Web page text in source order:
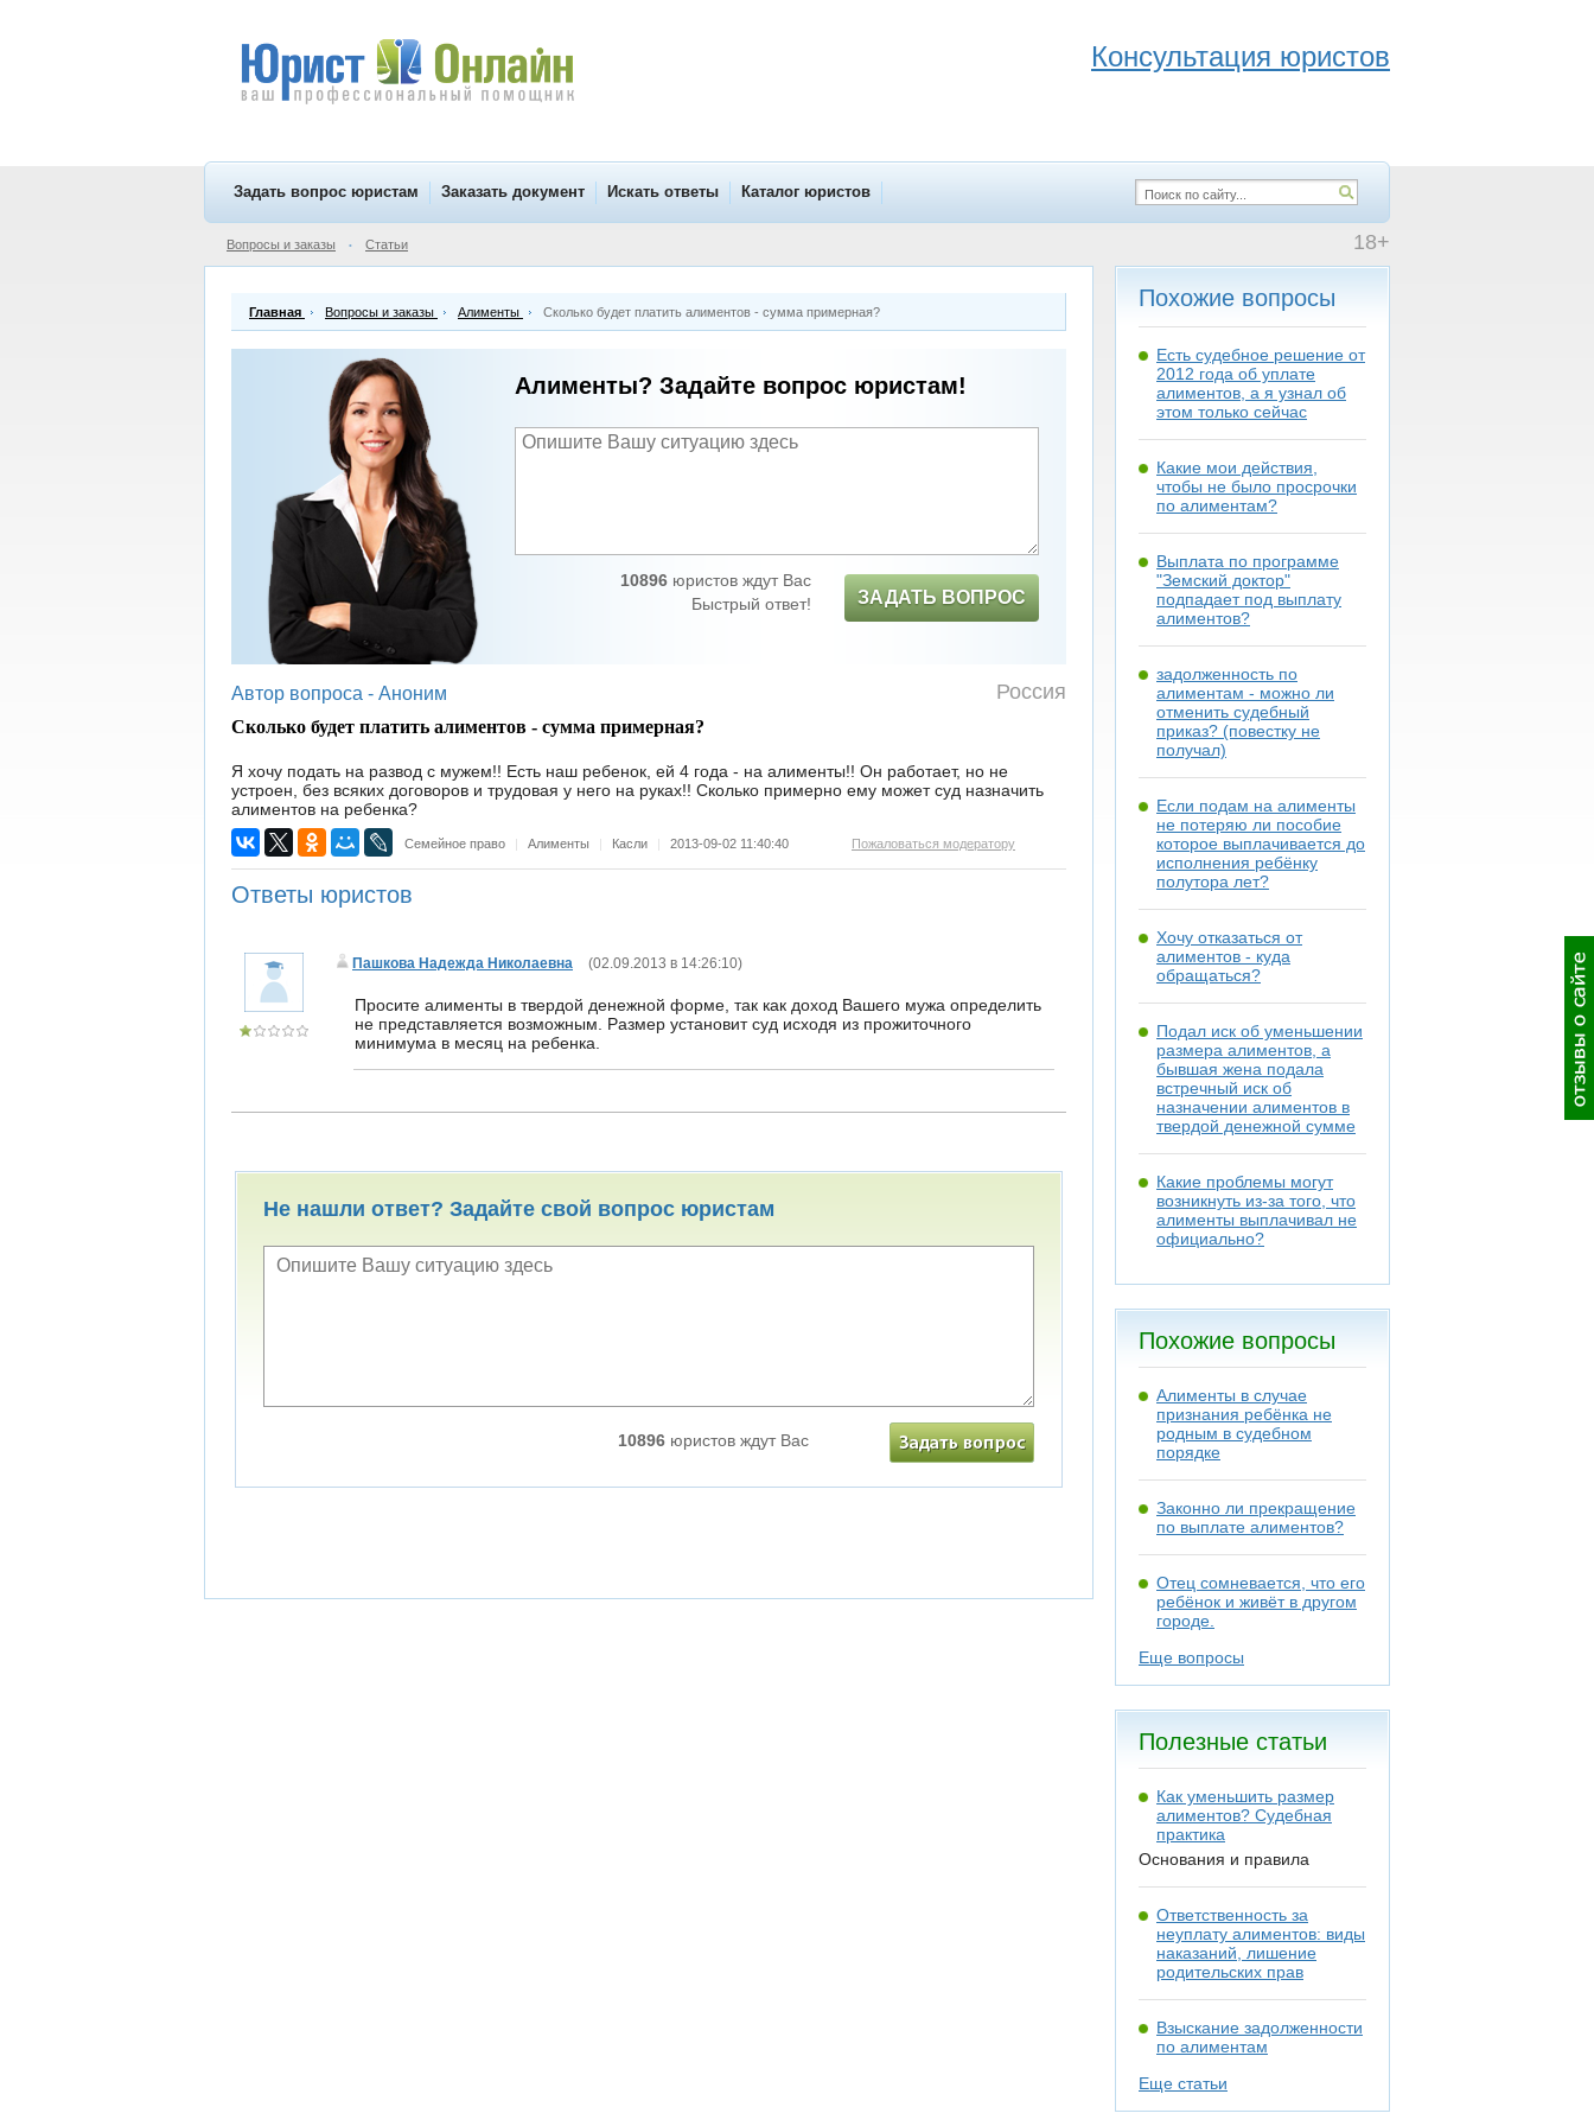
Консультация юристов
Задать вопрос юристам Заказать документ Искать ответы Каталог юристов
18+
Вопросы и заказы • Статьи
Главная Вопросы и заказы Алименты Сколько будет платить алиментов - сумма примерная?
Алименты? Задайте вопрос юристам!
10896юристов ждут Вас
Быстрый ответ!
ЗАДАТЬ ВОПРОС
Автор вопроса - Аноним Россия
Сколько будет платить алиментов - сумма примерная?
Я хочу подать на развод с мужем!! Есть наш ребенок, ей 4 года - на алименты!! Он работает, но не
устроен, без всяких договоров и трудовая у него на руках!! Сколько примерно ему может суд назначить
алиментов на ребенка?
Семейное право | Алименты | Касли | 2013-09-02 11:40:40 Пожаловаться модератору
Ответы юристов
Пашкова Надежда Николаевна (02.09.2013 в 14:26:10)
Просите алименты в твердой денежной форме, так как доход Вашего мужа определить
не представляется возможным. Размер установит суд исходя из прожиточного
минимума в месяц на ребенка.
Не нашли ответ? Задайте свой вопрос юристам
10896 юристов ждут Вас
Похожие вопросы
Есть судебное решение от
2012 года об уплате
алиментов, а я узнал об
этом только сейчас
Какие мои действия,
чтобы не было просрочки
по алиментам?
Выплата по программе
"Земский доктор"
подпадает под выплату
алиментов?
задолженность по
алиментам - можно ли
отменить судебный
приказ? (повестку не
получал)
Если подам на алименты
не потеряю ли пособие
которое выплачивается до
исполнения ребёнку
полутора лет?
Хочу отказаться от
алиментов - куда
обращаться?
Подал иск об уменьшении
размера алиментов, а
бывшая жена подала
встречный иск об
назначении алиментов в
твердой денежной сумме
Какие проблемы могут
возникнуть из-за того, что
алименты выплачивал не
официально?
Похожие вопросы
Алименты в случае
признания ребёнка не
родным в судебном
порядке
Законно ли прекращение
по выплате алиментов?
Отец сомневается, что его
ребёнок и живёт в другом
городе.
Еще вопросы
Полезные статьи
Как уменьшить размер
алиментов? Судебная
практика
Основания и правила
Ответственность за
неуплату алиментов: виды
наказаний, лишение
родительских прав
Взыскание задолженности
по алиментам
Еще статьи